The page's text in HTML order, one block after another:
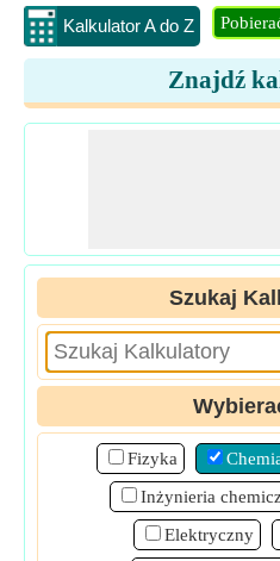
Kalkulator A do Z
Znajdź
Szukaj
Fizyka
Inżynieria
Elektryczny